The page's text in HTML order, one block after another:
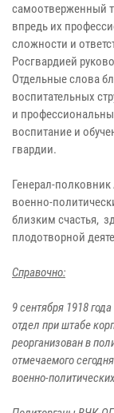
самоотверженный
впредь их
сложности и
Росгвардией
Отдельные слова
воспитательных
и
воспитание и
гвардии.
Генерал-
военно-
близким счастья,
плодотворной
Справочно:
9 сентября 1918
отдел при штабе
реорганизован в
отмечаемого
военно-